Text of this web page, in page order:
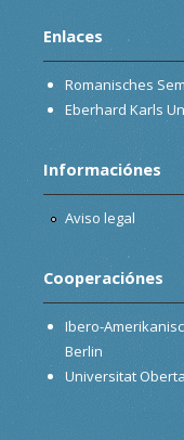
Enlaces
Romanisches
Eberhard Karls
Informaciónes
Aviso legal
Cooperaciónes
Ibero-
Berlin
Universitat